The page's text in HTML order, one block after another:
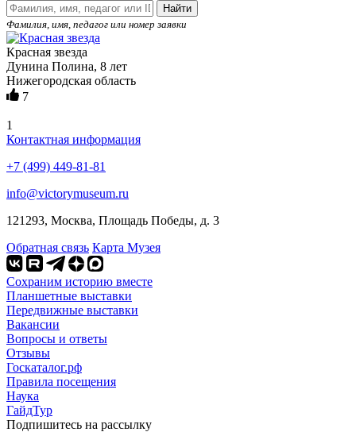
Найти
Фамилия, имя, педагог или номер заявки
Красная звезда
Дунина Полина, 8 лет
Нижегородская область
7
1
Контактная информация
+7 (499) 449-81-81
info@victorymuseum.ru
121293, Москва, Площадь Победы, д. 3
Обратная связь Карта Музея
Сохраним историю вместе
Планшетные выставки
Передвижные выставки
Вакансии
Вопросы и ответы
Отзывы
Госкаталог.рф
Правила посещения
Наука
ГайдТур
Подпишитесь на рассылку